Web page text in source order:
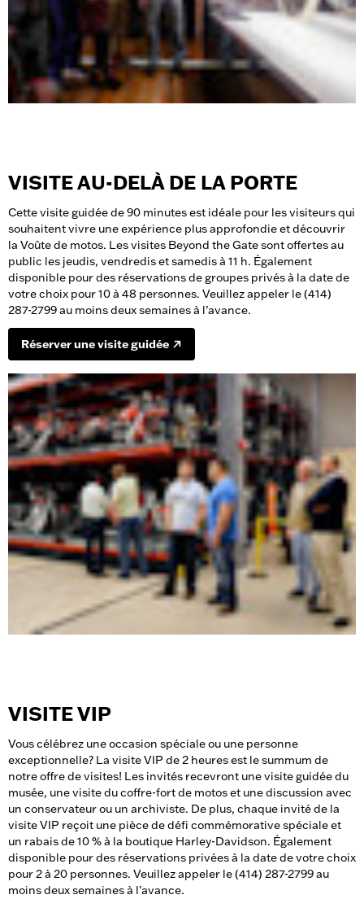
VISITE AU-DELÀ DE LA PORTE
Cette visite guidée de 90 minutes est idéale pour les visiteurs qui
souhaitent vivre une expérience plus approfondie et découvrir
la Voûte de motos. Les visites Beyond the Gate sont offertes au
public les jeudis, vendredis et samedis à 11 h. Également
disponible pour des réservations de groupes privés à la date de
votre choix pour 10 à 48 personnes. Veuillez appeler le (414)
287-2799 au moins deux semaines à l’avance.
Réserver une visite guidée
VISITE VIP
Vous célébrez une occasion spéciale ou une personne
exceptionnelle? La visite VIP de 2 heures est le summum de
notre offre de visites! Les invités recevront une visite guidée du
musée, une visite du coffre-fort de motos et une discussion avec
un conservateur ou un archiviste. De plus, chaque invité de la
visite VIP reçoit une pièce de défi commémorative spéciale et
un rabais de 10 % à la boutique Harley-Davidson. Également
disponible pour des réservations privées à la date de votre choix
pour 2 à 20 personnes. Veuillez appeler le (414) 287-2799 au
moins deux semaines à l’avance.